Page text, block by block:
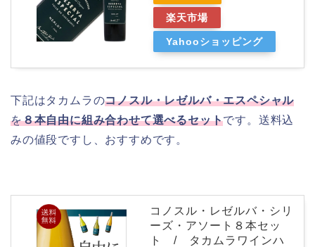
楽天市場
Yahooショッピング
下記はタカムラのコノスル・レゼルバ・エスペシャル
を８本自由に組み合わせて選べるセットです。送料込
みの値段ですし、おすすめです。
コノスル・レゼルバ・シリ
ーズ・アソート８本セッ
ト / タカムラワインハ